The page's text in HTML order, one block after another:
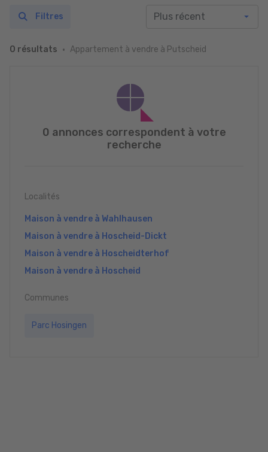
0 résultats Appartement à vendre à Putscheid
Filtres
0 annonces correspondent à votre
recherche
Localités
Maison à vendre à Wahlhausen
Maison à vendre à Hoscheid-Dickt
Maison à vendre à Hoscheidterhof
Maison à vendre à Hoscheid
Communes
Parc Hosingen